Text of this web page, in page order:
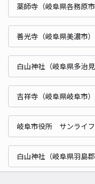
薬師寺（岐阜県各務原市
善光寺（岐阜県美濃市）
白山神社（岐阜県多治見
吉祥寺（岐阜県岐阜市）
岐阜市役所 サンライ
白山神社（岐阜県羽島郡